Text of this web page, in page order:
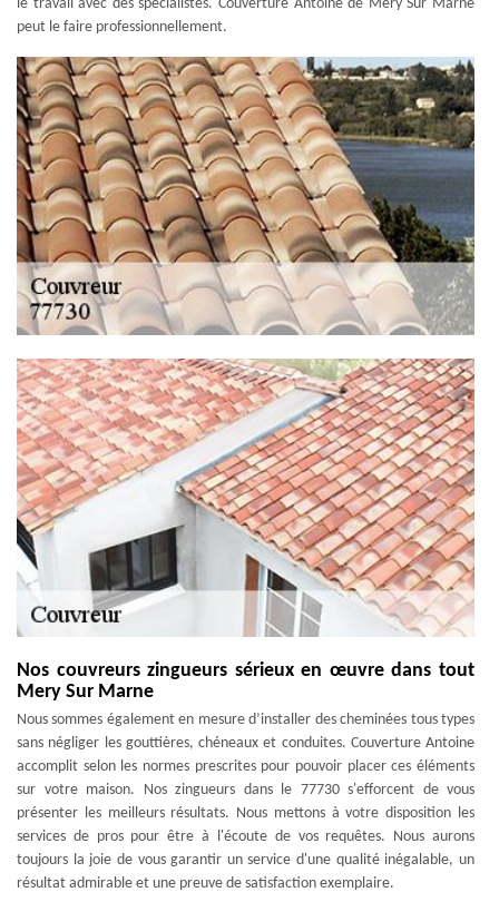
le travail avec des spécialistes. Couverture Antoine de Mery Sur Marne
peut le faire professionnellement.
Nos couvreurs zingueurs sérieux en œuvre dans tout
Mery Sur Marne
Nous sommes également en mesure d’installer des cheminées tous types
sans négliger les gouttières, chéneaux et conduites. Couverture Antoine
accomplit selon les normes prescrites pour pouvoir placer ces éléments
sur votre maison. Nos zingueurs dans le 77730 s'efforcent de vous
présenter les meilleurs résultats. Nous mettons à votre disposition les
services de pros pour être à l'écoute de vos requêtes. Nous aurons
toujours la joie de vous garantir un service d'une qualité inégalable, un
résultat admirable et une preuve de satisfaction exemplaire.